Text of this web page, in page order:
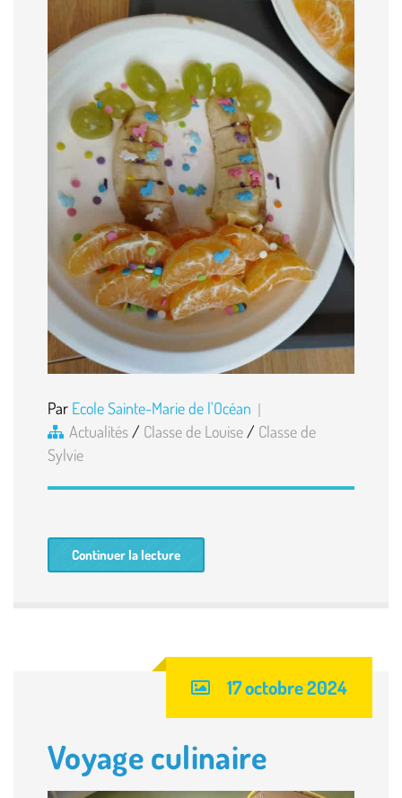
Par Ecole Sainte-Marie de l'Océan
Actualités / Classe de Louise / Classe de
Sylvie
Continuer la lecture
17 octobre 2024
Voyage culinaire